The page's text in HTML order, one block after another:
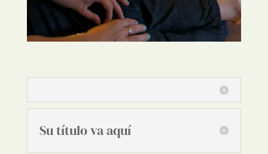
Su título va aquí